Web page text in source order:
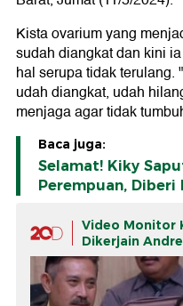
Kista ovarium yang
sudah diangkat dan kini
hal serupa tidak
udah diangkat, udah
menjaga agar tidak
Baca juga:
Selamat! Kiky
Perempuan, Diberi
Video Monitor
Dikerjain